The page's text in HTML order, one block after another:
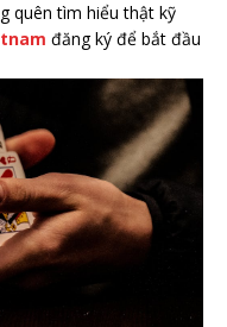
quên tìm hiểu thật kỹ
đăng ký để bắt đầu